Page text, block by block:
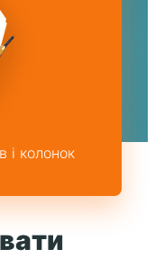
і колонок